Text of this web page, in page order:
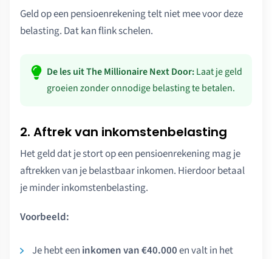
Geld op een pensioenrekening telt niet mee voor deze
belasting. Dat kan flink schelen.
De les uit The Millionaire Next Door:Laat je geld
groeien zonder onnodige belasting te betalen.
2. Aftrek van inkomstenbelasting
Het geld dat je stort op een pensioenrekening mag je
aftrekken van je belastbaar inkomen. Hierdoor betaal
je minder inkomstenbelasting.
Voorbeeld:
Je hebt een inkomen van €40.000en valt in het